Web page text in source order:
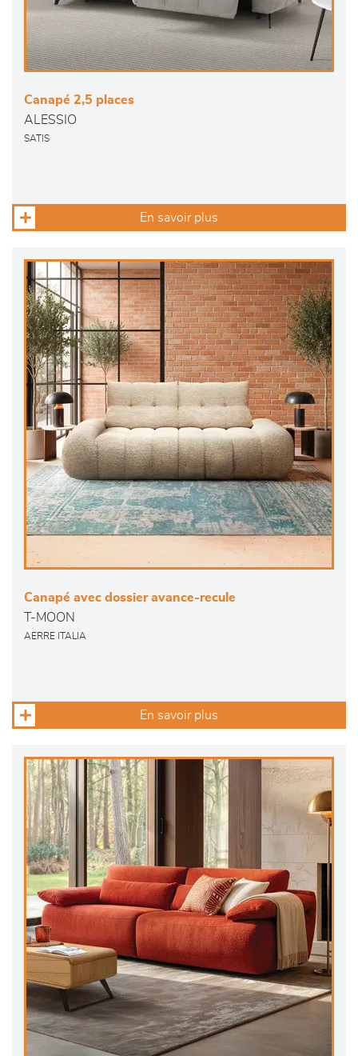
Canapé 2,5 places
ALESSIO
SATIS
En savoir plus
Canapé avec dossier avance-recule
T-MOON
AERRE ITALIA
En savoir plus